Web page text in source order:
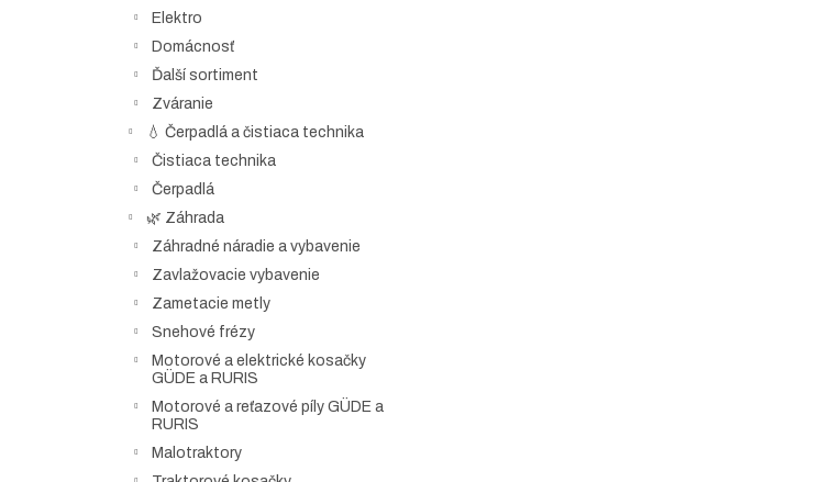
Elektro
Domácnosť
Ďalší sortiment
Zváranie
💧 Čerpadlá a čistiaca technika
Čistiaca technika
Čerpadlá
🌿 Záhrada
Záhradné náradie a vybavenie
Zavlažovacie vybavenie
Zametacie metly
Snehové frézy
Motorové a elektrické kosačky
GÜDE a RURIS
Motorové a reťazové píly GÜDE a
RURIS
Malotraktory